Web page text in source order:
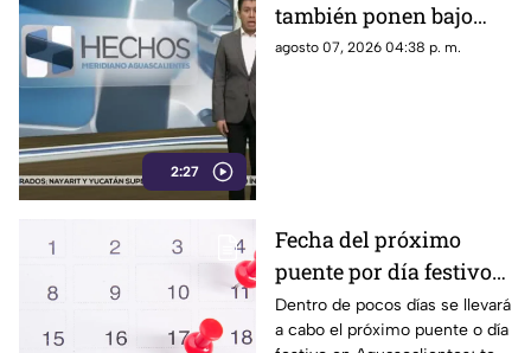
2:27
también ponen bajo
presión a políticos en
agosto 07, 2026 04:38 p. m.
Fecha del próximo
puente por día festivo
2026 para trabajadores
y estudiantes en
Dentro de pocos días se llevará
a cabo el próximo puente o día